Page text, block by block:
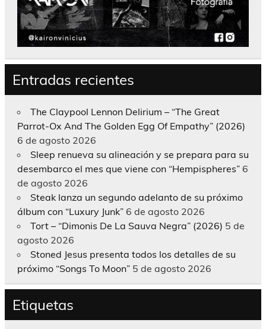
Entradas recientes
The Claypool Lennon Delirium – “The Great
Parrot-Ox And The Golden Egg Of Empathy” (2026)
6 de agosto 2026
Sleep renueva su alineación y se prepara para su
desembarco el mes que viene con “Hempispheres” 6
de agosto 2026
Steak lanza un segundo adelanto de su próximo
álbum con “Luxury Junk” 6 de agosto 2026
Tort – “Dimonis De La Sauva Negra” (2026) 5 de
agosto 2026
Stoned Jesus presenta todos los detalles de su
próximo “Songs To Moon” 5 de agosto 2026
Etiquetas